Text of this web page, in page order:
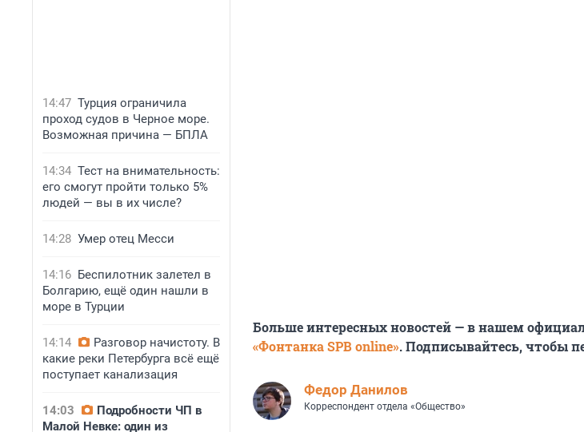
14:47 Турция ограничила
проход судов в Черное море.
Возможная причина — БПЛА
14:34 Тест на внимательность:
его смогут пройти только 5%
людей — вы в их числе?
14:28 Умер отец Месси
14:16 Беспилотник залетел в
Болгарию, ещё один нашли в
море в Турции
14:14
Разговор начистоту. В
какие реки Петербурга всё ещё
поступает канализация
14:03
Подробности ЧП в
Малой Невке: один из
Больше интересных новостей — в нашем
«Фонтанка SPB online». Подписывайтесь, чтобы
Федор Данилов
Корреспондент отдела «Общество»